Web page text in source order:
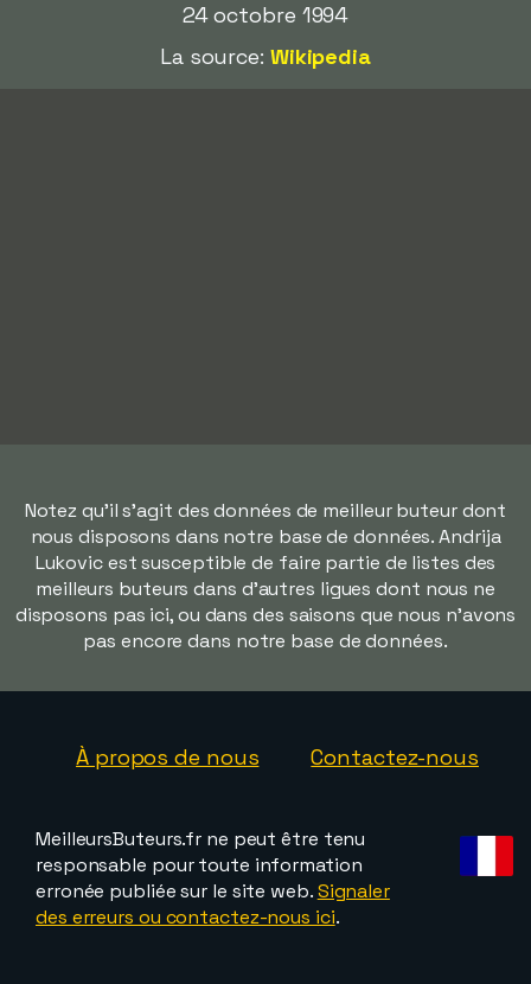
24 octobre 1994
La source: Wikipedia
Notez qu'il s'agit des données de meilleur buteur dont
nous disposons dans notre base de données. Andrija
Lukovic est susceptible de faire partie de listes des
meilleurs buteurs dans d'autres ligues dont nous ne
disposons pas ici, ou dans des saisons que nous n'avons
pas encore dans notre base de données.
À propos de nous Contactez-nous
MeilleursButeurs.fr ne peut être tenu
responsable pour toute information
erronée publiée sur le site web.Signaler
des erreurs ou contactez-nous ici.